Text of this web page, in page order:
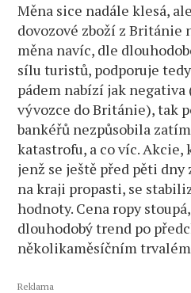
Měna sice nadále klesá,
dovozové zboží z Británie
měna navíc, dle
sílu turistů, podporuje
pádem nabízí jak
vývozce do Británie), tak
bankéřů nezpůsobila
katastrofu, a co víc.
jenž se ještě před pěti
na kraji propasti, se
hodnoty. Cena ropy
dlouhodobý trend po
několikaměsíčním
Reklama